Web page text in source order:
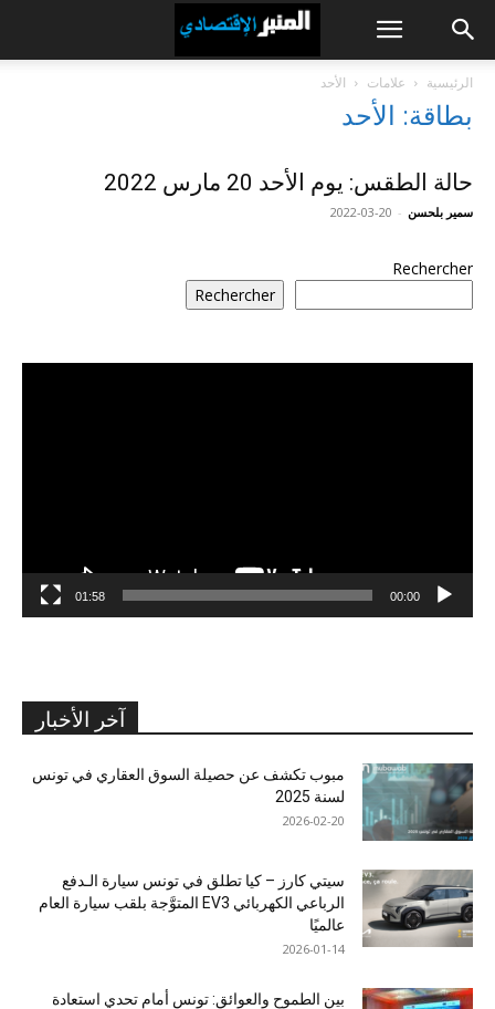
الرئيسية علامات الأحد
بطاقة: الأحد
حالة الطقس: يوم الأحد 20 مارس 2022
سمير بلحسن -
2022-03-20
Rechercher
Rechercher
00:00
01:58
آخر الأخبار
مبوب تكشف عن حصيلة السوق العقاري في تونس
لسنة 2025
2026-02-20
سيتي كارز – كيا تطلق في تونس سيارة الـدفع
الرباعي الكهربائي EV3 المتوَّجة بلقب سيارة العام
عالميًا
2026-01-14
بين الطموح والعوائق: تونس أمام تحدي استعادة